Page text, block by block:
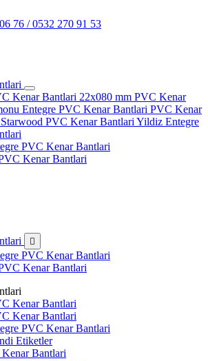
76 / 0532 270 91 53
Kenar Bantlari 22x080 mm PVC Kenar
Entegre PVC Kenar Bantlari PVC Kenar
Starwood PVC Kenar Bantlari Yildiz Entegre
PVC Kenar Bantlari
Kenar Bantlari

PVC Kenar Bantlari
Kenar Bantlari
Kenar Bantlari
Kenar Bantlari
PVC Kenar Bantlari
Etiketler
Bantlari